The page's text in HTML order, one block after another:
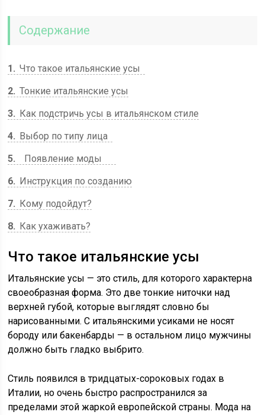
Содержание
1
Что такое итальянские усы
2 Тонкие итальянские усы
3
Как подстричь усы в итальянском стиле
4
Выбор по типу лица
5
Появление моды
6
Инструкция по созданию
7
Кому подойдут?
8
Как ухаживать?
Что такое итальянские усы
Итальянские усы — это стиль, для которого характерна
своеобразная форма. Это две тонкие ниточки над
верхней губой, которые выглядят словно бы
нарисованными. С итальянскими усиками не носят
бороду или бакенбарды — в остальном лицо мужчины
должно быть гладко выбрито.
Стиль появился в тридцатых-сороковых годах в
Италии, но очень быстро распространился за
пределами этой жаркой европейской страны. Мода на